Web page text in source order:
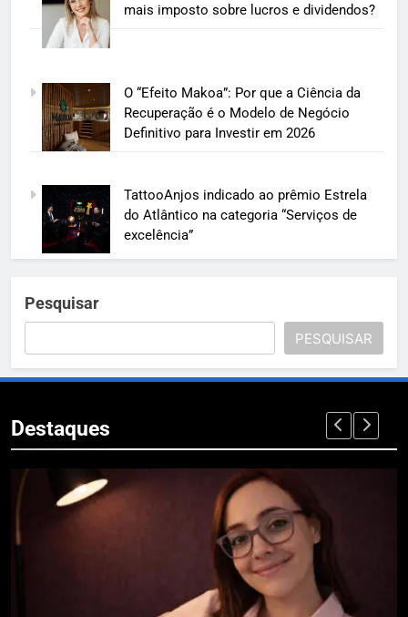
mais imposto sobre lucros e dividendos?
O “Efeito Makoa”: Por que a Ciência da
Recuperação é o Modelo de Negócio
Definitivo para Investir em 2026
TattooAnjos indicado ao prêmio Estrela
do Atlântico na categoria “Serviços de
excelência”
Pesquisar
PESQUISAR
Destaques